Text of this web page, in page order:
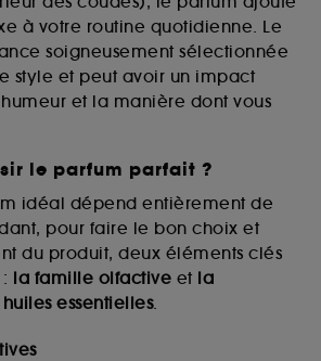
à votre routine quotidienne. Le
soigneusement sélectionnée
style et peut avoir un impact
et la manière dont vous
le parfum parfait ?
idéal dépend entièrement de
pour faire le bon choix et
du produit, deux éléments clés
la famille olfactive et la
essentielles.
de l’authentification
permettant d’accéder à votre
votre prochaine visite sur le site
votre identifiant et mot de
cookies techniques, le dépôt et la
requiert votre accord. Vous
vos choix concernant le dépôt
au bouton "personnaliser mes
ou décider de "tout accepter".
les informations de
par ces Cookies, pour les
lors de votre activité en ligne